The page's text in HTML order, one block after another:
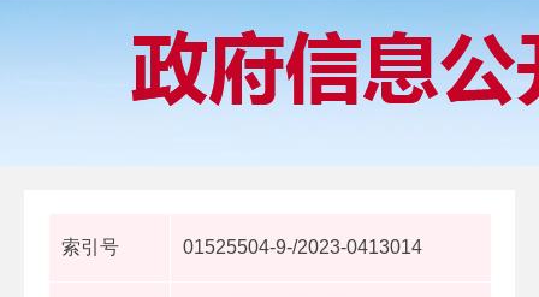
索引号 01525504-9-/2023-0413014